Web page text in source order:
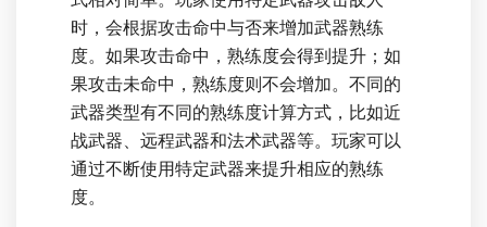
时，会根据攻击命中与否来增加武器熟练
度。如果攻击命中，熟练度会得到提升；如
果攻击未命中，熟练度则不会增加。不同的
武器类型有不同的熟练度计算方式，比如近
战武器、远程武器和法术武器等。玩家可以
通过不断使用特定武器来提升相应的熟练
度。